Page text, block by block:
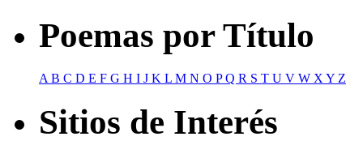
Poemas por Título
A B C D E F G H I J K L M N O PQ R S T U V W X Y Z
Sitios de Interés